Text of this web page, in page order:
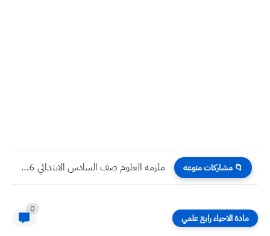
📁 مشاركات منوعه ملزمة العلوم صف السادس الابتدائي 2026
مادة الاحياء رابع علمي
0